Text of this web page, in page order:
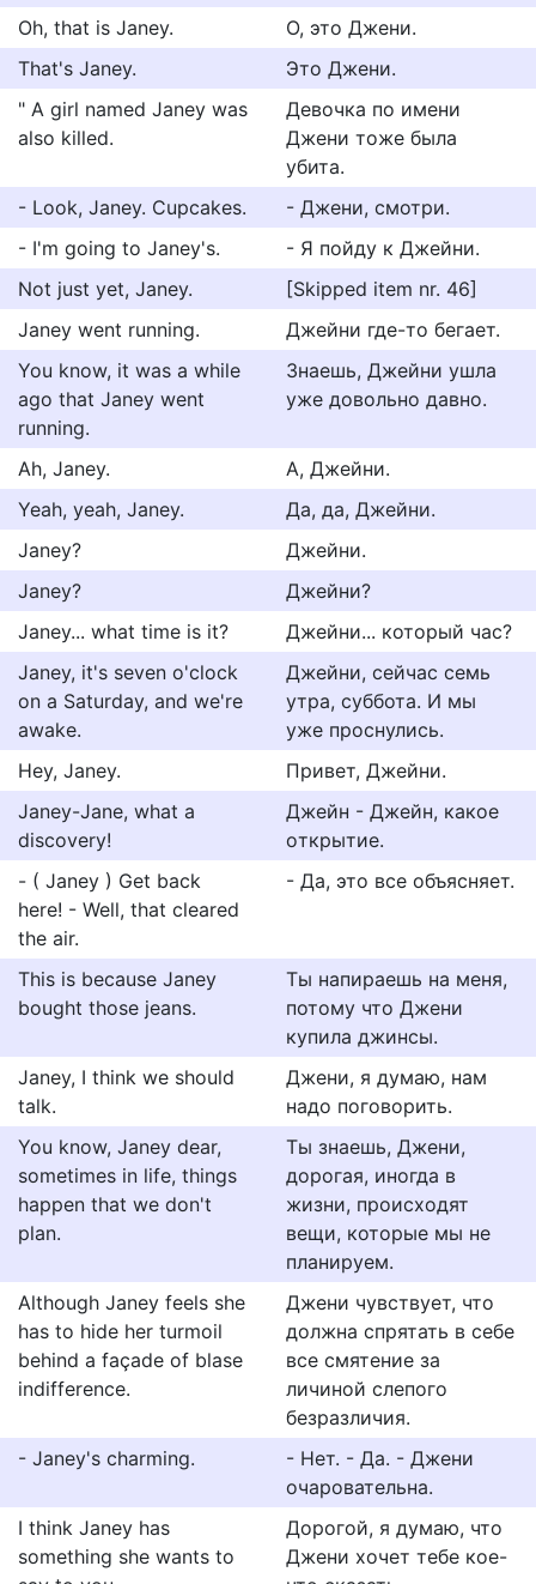
Oh, that is Janey.
О, это Джени.
That's Janey.
Это Джени.
" A girl named Janey was
also killed.
Девочка по имени
Джени тоже была
убита.
- Look, Janey. Cupcakes.
- Джени, смотри.
- I'm going to Janey's.
- Я пойду к Джейни.
Not just yet, Janey.
[Skipped item nr. 46]
Janey went running.
Джейни где-то бегает.
You know, it was a while
ago that Janey went
running.
Знаешь, Джейни ушла
уже довольно давно.
Ah, Janey.
А, Джейни.
Yeah, yeah, Janey.
Да, да, Джейни.
Janey?
Джейни.
Janey?
Джейни?
Janey... what time is it?
Джейни... который час?
Janey, it's seven o'clock
on a Saturday, and we're
awake.
Джейни, сейчас семь
утра, суббота. И мы
уже проснулись.
Hey, Janey.
Привет, Джейни.
Janey-Jane, what a
discovery!
Джeйн - Джeйн, кaкoe
oткpытиe.
- ( Janey ) Get back
here! - Well, that cleared
the air.
- Да, это все объясняет.
This is because Janey
bought those jeans.
Ты напираешь на меня,
потому что Джени
купила джинсы.
Janey, I think we should
talk.
Джени, я думаю, нам
надо поговорить.
You know, Janey dear,
sometimes in life, things
happen that we don't
plan.
Ты знаешь, Джени,
дорогая, иногда в
жизни, происходят
вещи, которые мы не
планируем.
Although Janey feels she
has to hide her turmoil
behind a façade of blase
indifference.
Джени чувствует, что
должна спрятать в себе
все смятение за
личиной слепого
безразличия.
- Janey's charming.
- Нет. - Да. - Джени
очаровательна.
I think Janey has
something she wants to
Дорогой, я думаю, что
Джени хочет тебе кое-